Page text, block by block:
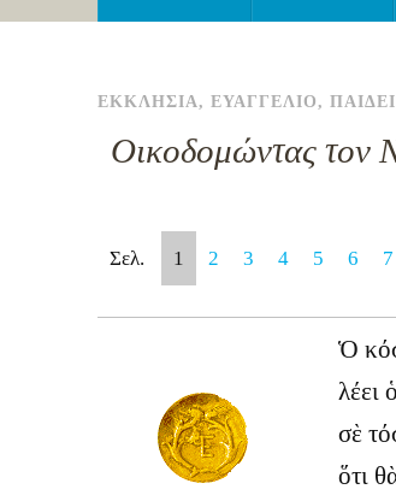
ΕΚΚΛΗΣΙΑ, ΕΥΑΓΓΕΛΙΟ,
Οικοδομώντας τον
Σελ. 1 2 3 4 5 6 7
Ὁ
λέει
σὲ
ὅτι